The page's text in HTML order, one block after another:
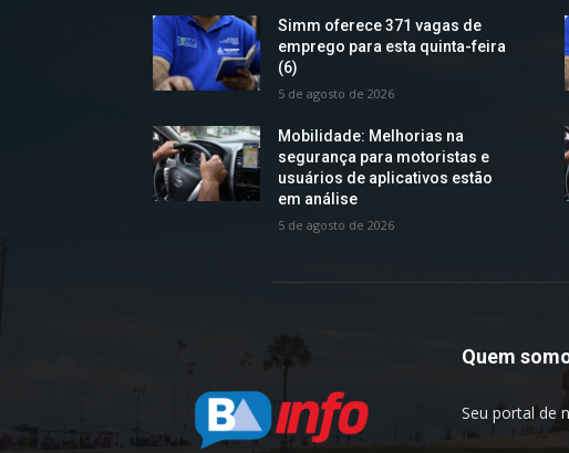
Simm oferece 371 vagas de
emprego para esta quinta-feira
(6)
5 de agosto de 2026
Mobilidade: Melhorias na
segurança para motoristas e
usuários de aplicativos estão
em análise
5 de agosto de 2026
Quem
Seu portal de